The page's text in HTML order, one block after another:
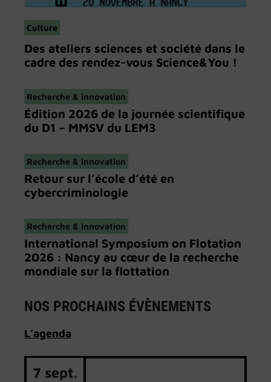
Culture
Des ateliers sciences et société dans le
cadre des rendez-vous Science&You !
Recherche & innovation
Édition 2026 de la journée scientifique
du D1 – MMSV du LEM3
Recherche & innovation
Retour sur l’école d’été en
cybercriminologie
Recherche & innovation
International Symposium on Flotation
2026 : Nancy au cœur de la recherche
mondiale sur la flottation
NOS PROCHAINS ÉVÈNEMENTS
L’agenda
7 sept.